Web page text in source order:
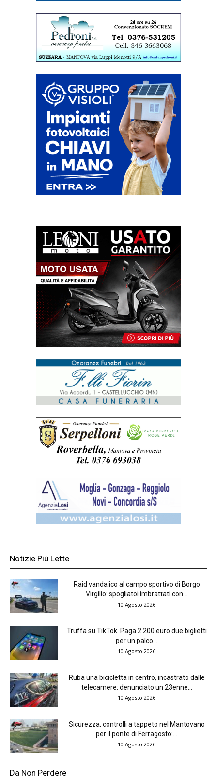
Notizie Più Lette
Raid vandalico al campo sportivo di Borgo
Virgilio: spogliatoi imbrattati con...
10 Agosto 2026
Truffa su TikTok. Paga 2.200 euro due biglietti
per un palco...
10 Agosto 2026
Ruba una bicicletta in centro, incastrato dalle
telecamere: denunciato un 23enne...
10 Agosto 2026
Sicurezza, controlli a tappeto nel Mantovano
per il ponte di Ferragosto:...
10 Agosto 2026
Da Non Perdere